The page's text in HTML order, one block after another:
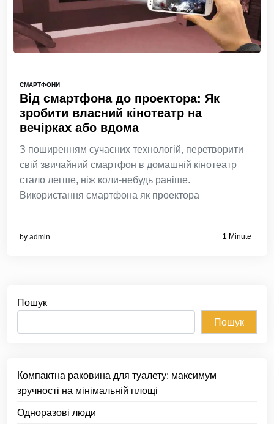
СМАРТФОНИ
Від смартфона до проектора: Як
зробити власний кінотеатр на
вечірках або вдома
З поширенням сучасних технологій, перетворити
свій звичайний смартфон в домашній кінотеатр
стало легше, ніж коли-небудь раніше.
Використання смартфона як проектора
by admin 1 Minute
Пошук
Пошук
Компактна раковина для туалету: максимум
зручності на мінімальній площі
Одноразові люди